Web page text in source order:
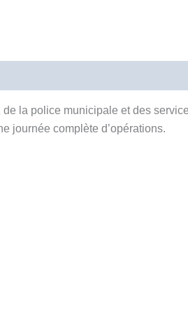
la police municipale et des
journée complète d’opérations.